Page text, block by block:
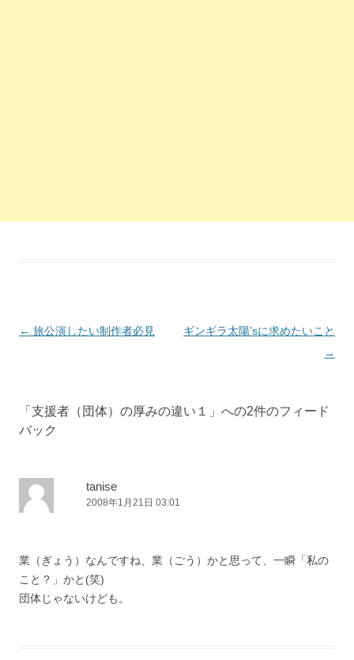
投稿ナビゲーション
← 旅公演したい制作者必見
ギンギラ太陽’sに求めたいこと
→
「 支援者（団体）の厚みの違い１
」への2件のフィード
バック
tanise
2008年1月21日 03:01
業（ぎょう）なんですね、業（ごう）かと思って、一瞬「私の
こと？」かと(笑)
団体じゃないけども。